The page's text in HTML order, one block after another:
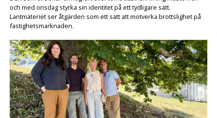
och med onsdag styrka sin identitet på ett tydligare sätt.
Lantmäteriet ser åtgärden som ett sätt att motverka brottslighet på
fastighetsmarknaden.